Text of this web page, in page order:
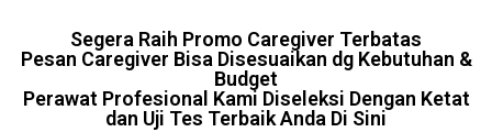
Segera Raih Promo Caregiver Terbatas
Pesan Caregiver Bisa Disesuaikan dg Kebutuhan &
Budget
Perawat Profesional Kami Diseleksi Dengan Ketat
dan Uji Tes Terbaik Anda Di Sini